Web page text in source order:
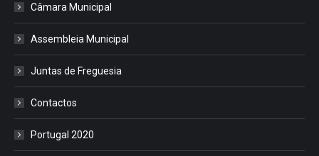
Câmara Municipal
Assembleia Municipal
Juntas de Freguesia
Contactos
Portugal 2020